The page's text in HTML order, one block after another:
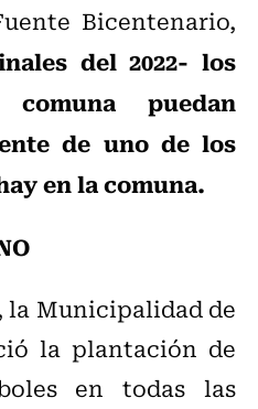
Bicentenario,
del 2022- los
puedan
de uno de los
en la comuna.
la Municipalidad de
la plantación de
en todas las